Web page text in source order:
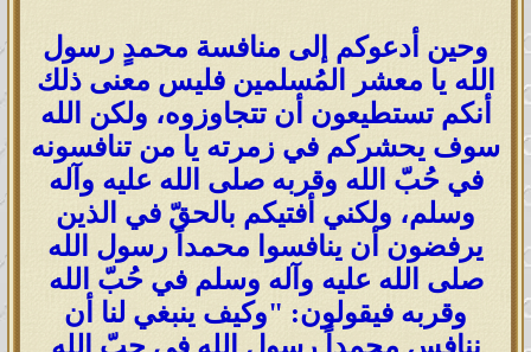
وحين أدعوكم إلى منافسة محمدٍ رسول
الله يا معشر المُسلمين فليس معنى ذلك
أنكم تستطيعون أن تتجاوزوه، ولكن الله
سوف يحشركم في زمرته يا من تنافسونه
في حُبّ الله وقربه صلى الله عليه وآله
وسلم، ولكني أفتيكم بالحقّ في الذين
يرفضون أن ينافسوا محمداً رسول الله
صلى الله عليه وآله وسلم في حُبّ الله
وقربه فيقولون: "وكيف ينبغي لنا أن